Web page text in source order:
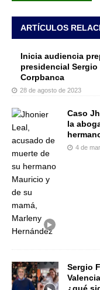
ARTÍCULOS
Inicia audiencia
presidencial
Corpbanca
28 de agosto de 2023
Caso
la
4 de
Sergio